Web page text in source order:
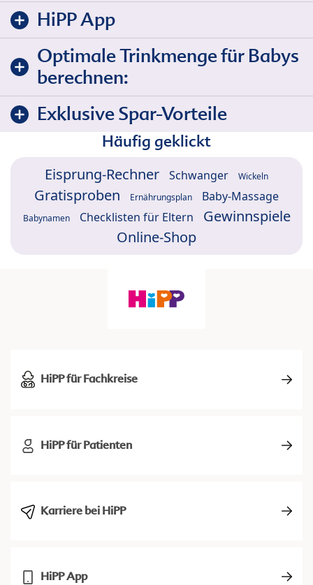
HiPP App
Optimale Trinkmenge für Babys
berechnen:
Exklusive Spar-Vorteile
Häufig geklickt
Eisprung-Rechner Schwanger Wickeln
Gratisproben Ernährungsplan Baby-Massage
Babynamen Checklisten für Eltern
Gewinnspiele
Online-Shop
HiPP für Fachkreise
HiPP für Patienten
Karriere bei HiPP
HiPP App